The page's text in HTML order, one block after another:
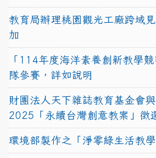
教育局辦理桃園觀光工廠跨域
加
「114年度海洋素養創新教學
隊參賽，詳如說明
財團法人天下雜誌教育基金會
2025「永續台灣創意教案」徵
環境部製作之「淨零綠生活教學